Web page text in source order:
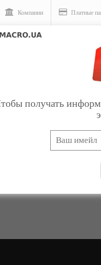
Компании Платные
/ искусство
получать